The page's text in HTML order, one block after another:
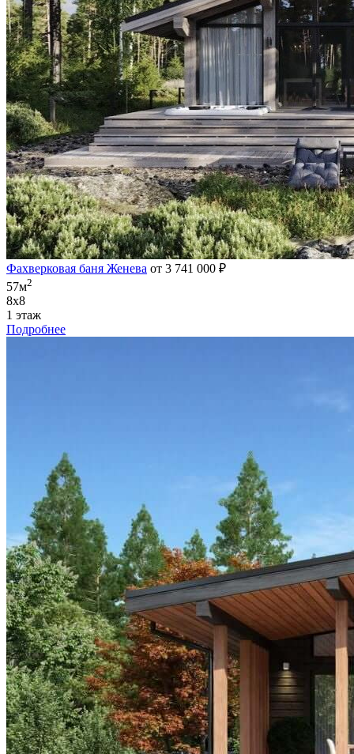
Фахверковая баня Женева от 3 741 000 ₽
57м2
8х8
1 этаж
Подробнее